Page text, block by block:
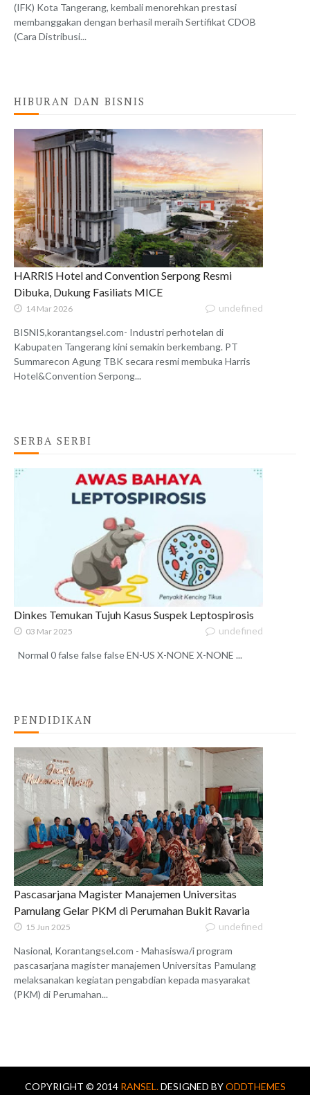
(IFK) Kota Tangerang, kembali menorehkan prestasi
membanggakan dengan berhasil meraih Sertifikat CDOB
(Cara Distribusi...
HIBURAN DAN BISNIS
HARRIS Hotel and Convention Serpong Resmi
Dibuka, Dukung Fasiliats MICE
14 Mar 2026 undefined
BISNIS,korantangsel.com- Industri perhotelan di
Kabupaten Tangerang kini semakin berkembang. PT
Summarecon Agung TBK secara resmi membuka Harris
Hotel&Convention Serpong...
SERBA SERBI
Dinkes Temukan Tujuh Kasus Suspek Leptospirosis
03 Mar 2025 undefined
Normal 0 false false false EN-US X-NONE X-NONE ...
PENDIDIKAN
Pascasarjana Magister Manajemen Universitas
Pamulang Gelar PKM di Perumahan Bukit Ravaria
15 Jun 2025 undefined
Nasional, Korantangsel.com - Mahasiswa/i program
pascasarjana magister manajemen Universitas Pamulang
melaksanakan kegiatan pengabdian kepada masyarakat
(PKM) di Perumahan...
COPYRIGHT © 2014 RANSEL.DESIGNED BYODDTHEMES